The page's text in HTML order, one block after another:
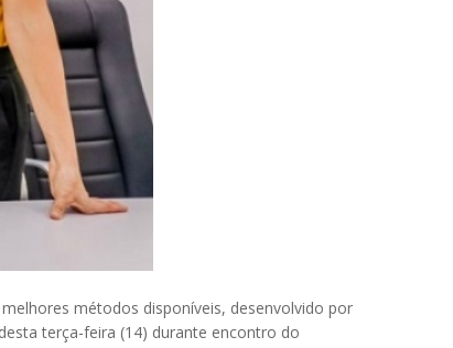
métodos disponíveis, desenvolvido por
terça-feira (14) durante encontro do